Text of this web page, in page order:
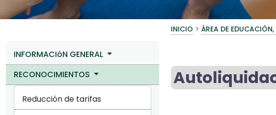
INICIO > ÁREA DE
INFORMACIóN GENERAL
RECONOCIMIENTOS
Reducción de tarifas